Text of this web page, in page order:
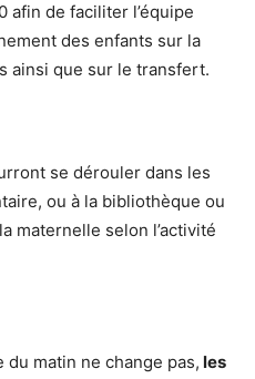
afin de faciliter l’équipe
des enfants sur la
ainsi que sur le transfert.
se dérouler dans les
ou à la bibliothèque ou
maternelle selon l’activité
du matin ne change pas, les